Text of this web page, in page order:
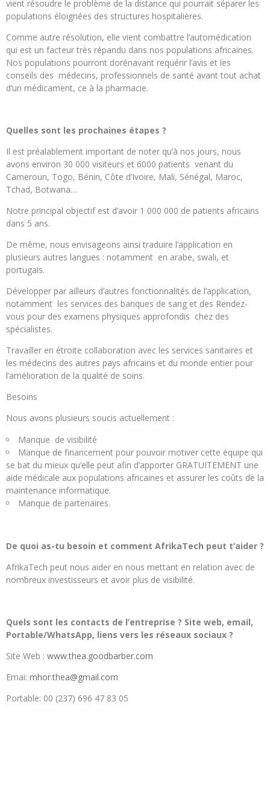
vient résoudre le problème de la distance qui pourrait séparer les
populations éloignées des structures hospitalières.
Comme autre résolution, elle vient combattre l’automédication
qui est un facteur très répandu dans nos populations africaines.
Nos populations pourront dorénavant requérir l’avis et les
conseils des médecins, professionnels de santé avant tout achat
d’un médicament, ce à la pharmacie.
Quelles sont les prochaines étapes ?
Il est préalablement important de noter qu’à nos jours, nous
avons environ 30 000 visiteurs et 6000 patients venant du
Cameroun, Togo, Bénin, Côte d’Ivoire, Mali, Sénégal, Maroc,
Tchad, Botwana…
Notre principal objectif est d’avoir 1 000 000 de patients africains
dans 5 ans.
De même, nous envisageons ainsi traduire l’application en
plusieurs autres langues : notamment en arabe, swali, et
portugais.
Développer par ailleurs d’autres fonctionnalités de l’application,
notamment les services des banques de sang et des Rendez-
vous pour des examens physiques approfondis chez des
spécialistes.
Travailler en étroite collaboration avec les services sanitaires et
les médecins des autres pays africains et du monde entier pour
l’amélioration de la qualité de soins.
Besoins
Nous avons plusieurs soucis actuellement :
Manque de visibilité
Manque de financement pour pouvoir motiver cette équipe qui
se bat du mieux qu’elle peut afin d’apporter GRATUITEMENT une
aide médicale aux populations africaines et assurer les coûts de la
maintenance informatique.
Manque de partenaires.
De quoi as-tu besoin et comment AfrikaTech peut t’aider ?
AfrikaTech peut nous aider en nous mettant en relation avec de
nombreux investisseurs et avoir plus de visibilité.
Quels sont les contacts de l’entreprise ? Site web, email,
Portable/WhatsApp, liens vers les réseaux sociaux ?
Site Web : www.thea.goodbarber.com
Emai: mhor.thea@gmail.com
Portable: 00 (237) 696 47 83 05